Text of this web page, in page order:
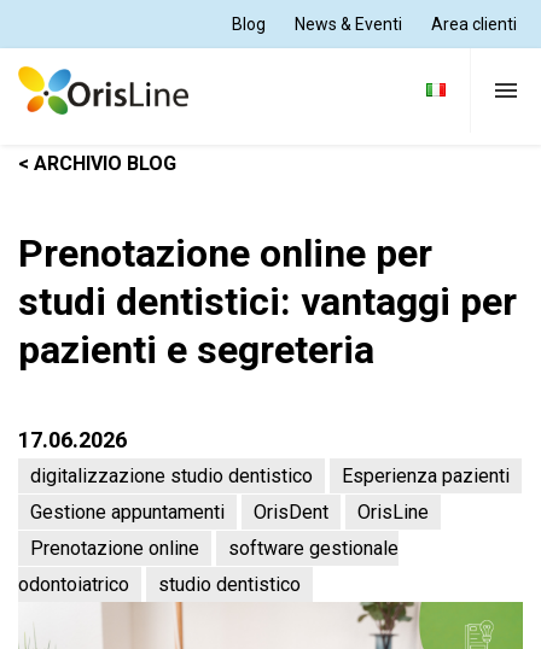
Blog News & Eventi Area clienti
Per Dentisti
Per Odontotecnici
Tutte le soluzioni
Supporto e formazione
Chi siamo
< ARCHIVIO BLOG
Prenotazione online per
studi dentistici: vantaggi per
pazienti e segreteria
17.06.2026
digitalizzazione studio dentistico
Esperienza pazienti
Gestione appuntamenti
OrisDent
OrisLine
Prenotazione online
software gestionale
odontoiatrico
studio dentistico